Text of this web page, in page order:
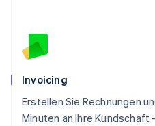
Invoicing
Erstellen Sie Rechnungen
Minuten an Ihre Kundschaft
Schweden
Schweiz
Singapur
English简体中文
Slowakei